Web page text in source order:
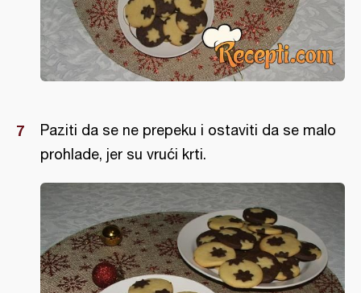
Paziti da se ne prepeku i ostaviti da se malo
prohlade, jer su vrući krti.